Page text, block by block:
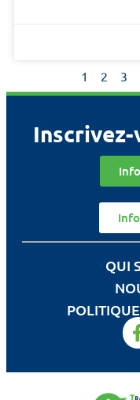
1 2 3
QUI